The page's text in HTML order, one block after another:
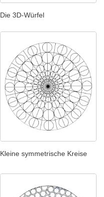
Die 3D-Würfel
Kleine symmetrische Kreise